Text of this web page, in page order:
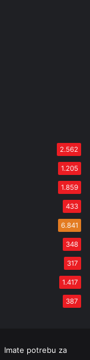
2.562
1.205
1.859
433
6.841
348
317
1.417
387
Imate potrebu za